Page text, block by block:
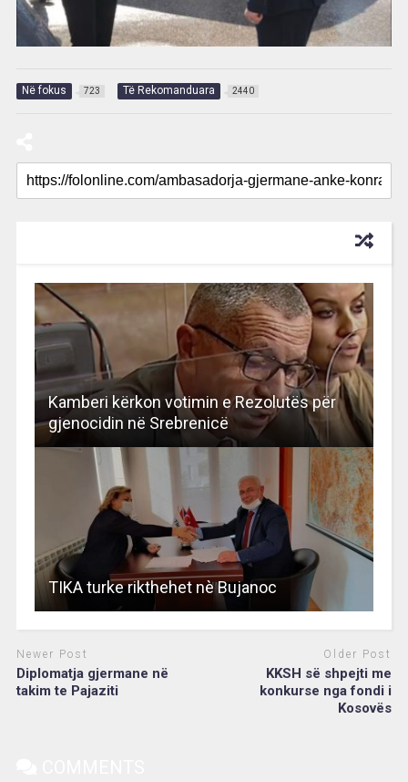
Në fokus 723 Të Rekomanduara 2440
Kamberi kërkon votimin e Rezolutës për
gjenocidin në Srebrenicë
TIKA turke rikthehet nè Bujanoc
Newer Post
Diplomatja gjermane në
takim te Pajaziti
Older Post
KKSH së shpejti me
konkurse nga fondi i
Kosovës